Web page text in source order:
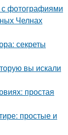
с фотографиями
Челнах
секреты
вы искали
простая
простые и